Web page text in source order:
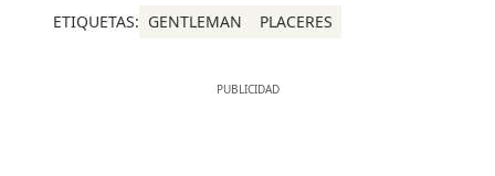
ETIQUETAS: GENTLEMAN PLACERES